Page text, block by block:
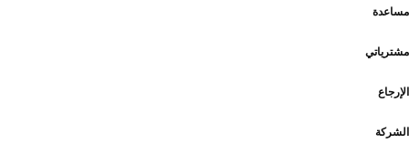
مساعدة
مشترياتي
الإرجاع
الشركة